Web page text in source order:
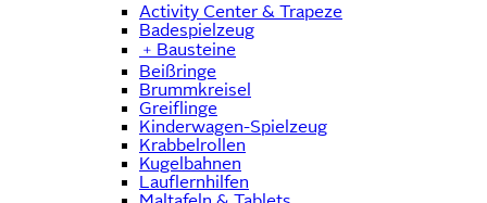
Activity Center & Trapeze
Badespielzeug
﹢ Bausteine
Beißringe
Brummkreisel
Greiflinge
Kinderwagen-Spielzeug
Krabbelrollen
Kugelbahnen
Lauflernhilfen